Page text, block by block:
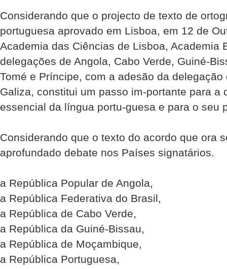
Considerando que o projecto de texto de
portuguesa aprovado em Lisboa, em 12 de
Academia das Ciências de Lisboa, Academia
delegações de Angola, Cabo Verde, Guiné-
Tomé e Príncipe, com a adesão da
Galiza, constitui um passo im-portante para a
essencial da língua portu-guesa e para o seu
Considerando que o texto do acordo que ora
aprofundado debate nos Países signatários.
a República Popular de Angola,
a República Federativa do Brasil,
a República de Cabo Verde,
a República da Guiné-Bissau,
a República de Moçambique,
a República Portuguesa,